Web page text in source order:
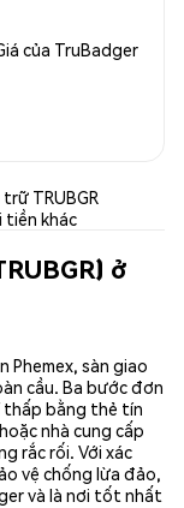
của TruBadger
TRUBGR
tiền khác
ở
Phemex, sàn giao
cầu. Ba bước đơn
thấp bằng thẻ tín
nhà cung cấp
rắc rối. Với xác
vệ chống lừa đảo,
và là nơi tốt nhất